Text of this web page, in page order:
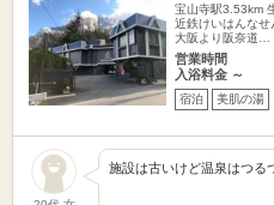
宝山寺駅3.53km
近鉄けいはんな
大阪より阪奈道…
営業時間
入浴料金 ～
宿泊 美肌の湯
施設は古いけど温泉はつる